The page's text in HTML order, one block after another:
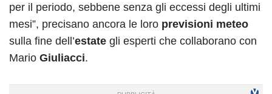
per il periodo, sebbene senza gli eccessi degli ultimi
mesi”, precisano ancora le loro previsioni meteo
sulla fine dell’estate gli esperti che collaborano con
Mario Giuliacci.